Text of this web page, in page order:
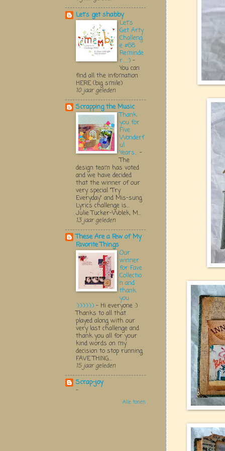
Let's get shabby
Let's
Get Arty
Challeng
e #68
Reminde
r.....:) -
You can
find all the infomation
HERE (big smile)
10 jaar geleden
Scrapping the Music
Thank
you for
Five
Wonderf
ul
Years... -
The
design team has voted
and we have decided
that the winner of our
very special "Try
Everyday" and Mis-sung
Lyrics challenge is...
Julie Tucker-Wolek, M...
13 jaar geleden
These Are a Few of My
Favorite Things
Our
winner
for Fave
Collectio
n and
thank
you
:):):):):):) - Hi everyone :)
Thanks to all that
played along with our
very last challenge and
thank you all for your
kind words on my
decision to stop running
FAVE THING...
15 jaar geleden
Scrap-joy
-
Alle tonen